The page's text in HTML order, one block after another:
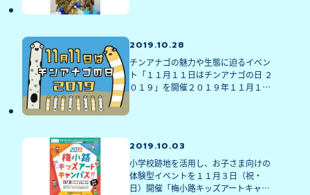
ました】
2019.10.28
チンアナゴの魅力や生態に迫るイベン
ト「１１月１１日はチンアナゴの日 ２
０１９」を開催２０１９年１１月１１
2019.10.03
小学校跡地を活用し、お子さま向けの
体験型イベントを１１月３日（祝・
日）開催「梅小路キッズアートキャン